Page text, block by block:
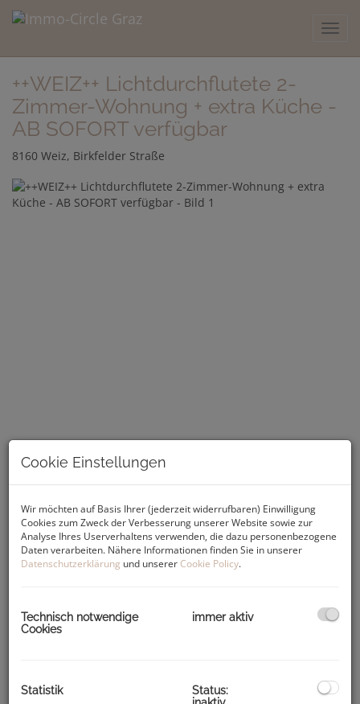
++WEIZ++ Lichtdurchflutete 2-
Zimmer-Wohnung + extra Küche -
AB SOFORT verfügbar
8160 Weiz, Birkfelder Straße
Beschreibung
Die 2,5-Zimmer-Wohnung punktet
mit einer sehr
lichtdurchfluteten Atmosphäre
Cookie Einstellungen
Wir möchten auf Basis Ihrer (jederzeit widerrufbaren) Einwilligung
Cookies zum Zweck der Verbesserung unserer Website sowie zur
Analyse Ihres Userverhaltens verwenden, die dazu personenbezogene
Daten verarbeiten. Nähere Informationen finden Sie in unserer
Datenschutzerklärung und unserer Cookie Policy.
Technisch notwendige
Cookies
immer aktiv
Statistik
Status: